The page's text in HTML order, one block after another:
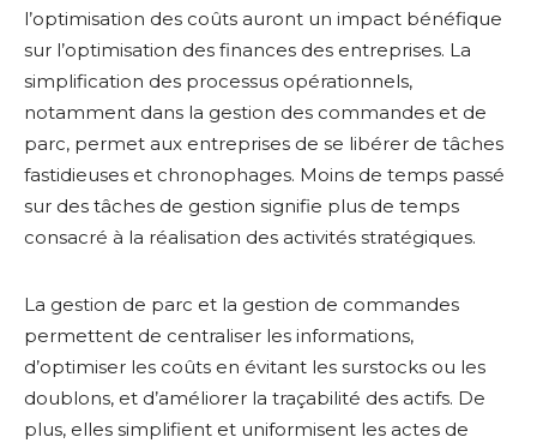
l’optimisation des coûts auront un impact bénéfique
sur l’optimisation des finances des entreprises. La
simplification des processus opérationnels,
notamment dans la gestion des commandes et de
parc, permet aux entreprises de se libérer de tâches
fastidieuses et chronophages. Moins de temps passé
sur des tâches de gestion signifie plus de temps
consacré à la réalisation des activités stratégiques.
La gestion de parc et la gestion de commandes
permettent de centraliser les informations,
d’optimiser les coûts en évitant les surstocks ou les
doublons, et d’améliorer la traçabilité des actifs. De
plus, elles simplifient et uniformisent les actes de